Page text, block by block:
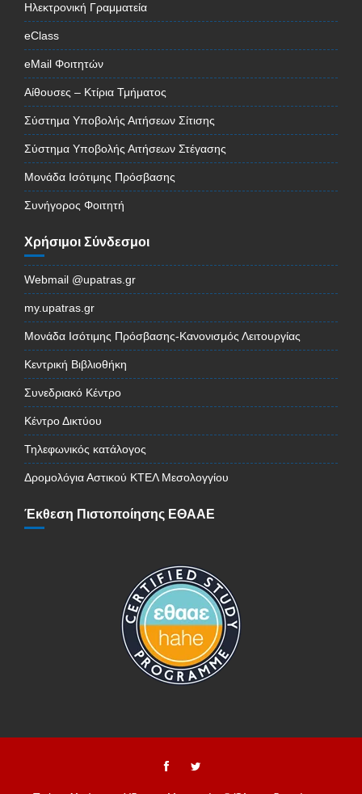
Ηλεκτρονική Γραμματεία
eClass
eMail Φοιτητών
Αίθουσες – Κτίρια Τμήματος
Σύστημα Υποβολής Αιτήσεων Σίτισης
Σύστημα Υποβολής Αιτήσεων Στέγασης
Μονάδα Ισότιμης Πρόσβασης
Συνήγορος Φοιτητή
Χρήσιμοι Σύνδεσμοι
Webmail @upatras.gr
my.upatras.gr
Μονάδα Ισότιμης Πρόσβασης-Κανονισμός Λειτουργίας
Κεντρική Βιβλιοθήκη
Συνεδριακό Κέντρο
Κέντρο Δικτύου
Τηλεφωνικός κατάλογος
Δρομολόγια Αστικού ΚΤΕΛ Μεσολογγίου
Έκθεση Πιστοποίησης ΕΘΑΑΕ